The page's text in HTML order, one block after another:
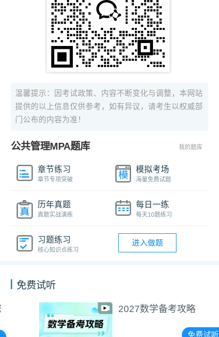
温馨提示：因考试政策、内容不断变化与调整，本网站
提供的以上信息仅供参考，如有异议，请考生以权威部
门公布的内容为准！
公共管理MPA题库 我的题库
章节练习
章节专项突破
模拟考场
海量免费试题
历年真题
真题实战演练
每日一练
每天10题练习
习题练习
核心知识点练习
进入做题
免费试听
2027数学备考攻略
免费试听